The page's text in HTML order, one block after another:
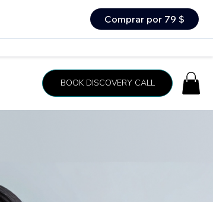
Comprar por 79 $